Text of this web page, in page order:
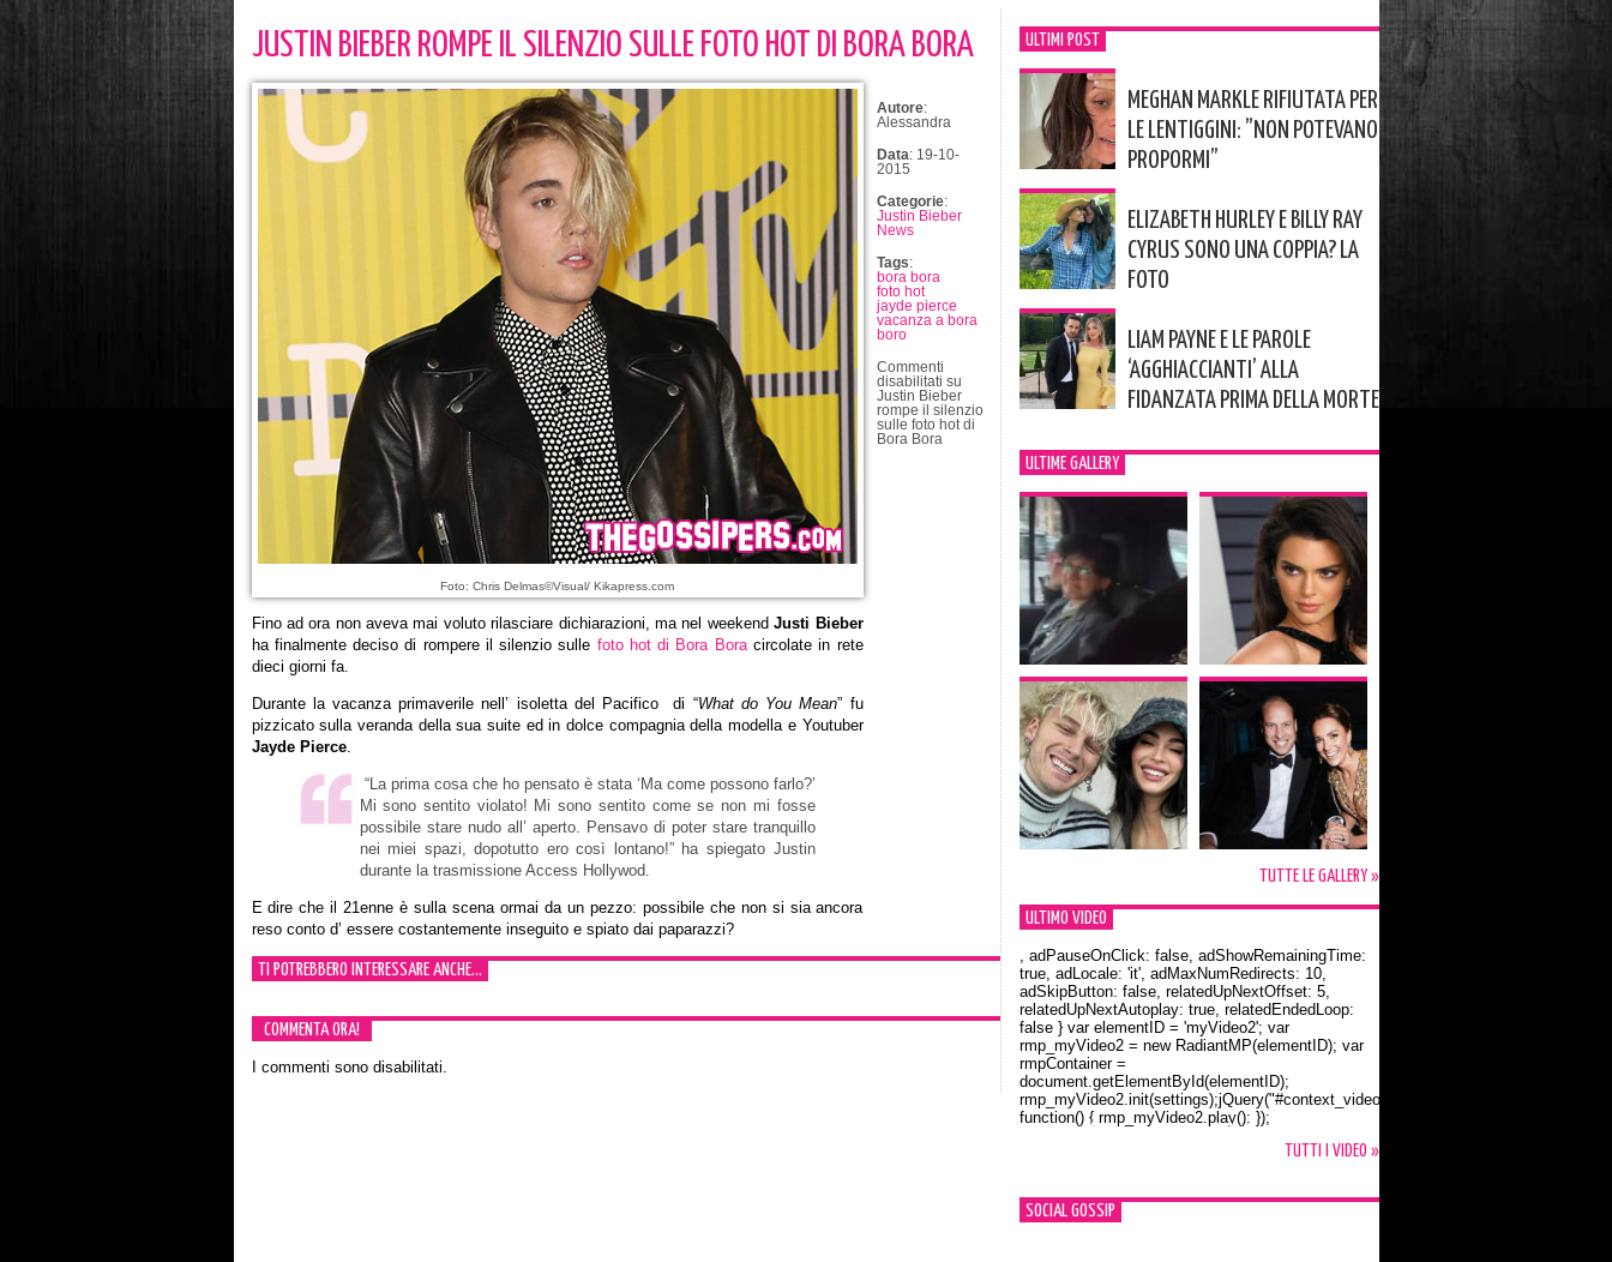
JUSTIN BIEBER ROMPE IL SILENZIO SULLE FOTO HOT DI BORA BORA
Foto: Chris Delmas©Visual/ Kikapress.com
Fino ad ora non aveva mai voluto rilasciare dichiarazioni, ma nel weekendJusti Bieber
ha finalmente deciso di rompere il silenzio sulle foto hot di Bora Boracircolate in rete
dieci giorni fa.
Durante la vacanza primaverile nell’ isoletta del Pacifico di “What do You Mean” fu
pizzicato sulla veranda della sua suite ed in dolce compagnia della modella e Youtuber
Jayde Pierce.
“La prima cosa che ho pensato è stata ‘Ma come possono farlo?’
Mi sono sentito violato! Mi sono sentito come se non mi fosse
possibile stare nudo all’ aperto. Pensavo di poter stare tranquillo
nei miei spazi, dopotutto ero così lontano!” ha spiegato Justin
durante la trasmissione Access Hollywod.
E dire che il 21enne è sulla scena ormai da un pezzo: possibile che non si sia ancora
reso conto d’ essere costantemente inseguito e spiato dai paparazzi?
Autore:
Alessandra
Data: 19-10-
2015
Categorie:
Justin Bieber
News
Tags:
bora bora
foto hot
jayde pierce
vacanza a bora
boro
Commenti
disabilitati su
Justin Bieber
rompe il silenzio
sulle foto hot di
Bora Bora
TI POTREBBERO INTERESSARE ANCHE...
COMMENTA ORA!
I commenti sono disabilitati.
ULTIMI POST
MEGHAN MARKLE RIFIUTATA PER
LE LENTIGGINI: ”NON POTEVANO
PROPORMI”
ELIZABETH HURLEY E BILLY RAY
CYRUS SONO UNA COPPIA? LA
FOTO
LIAM PAYNE E LE PAROLE
‘AGGHIACCIANTI’ ALLA
FIDANZATA PRIMA DELLA MORTE
ULTIME GALLERY
TUTTE LE GALLERY »
ULTIMO VIDEO
Orlando Bloom e la t-shirt dedicata a Flynn
, adPauseOnClick: false, adShowRemainingTime:
true, adLocale: 'it', adMaxNumRedirects: 10,
adSkipButton: false, relatedUpNextOffset: 5,
relatedUpNextAutoplay: true, relatedEndedLoop:
false } var elementID = 'myVideo2'; var
rmp_myVideo2 = new RadiantMP(elementID); var
rmpContainer =
document.getElementById(elementID);
rmp_myVideo2.init(settings);jQuery("#context_video2").one("mouseover",
function() { rmp_myVideo2.play(); });
TUTTI I VIDEO »
SOCIAL GOSSIP